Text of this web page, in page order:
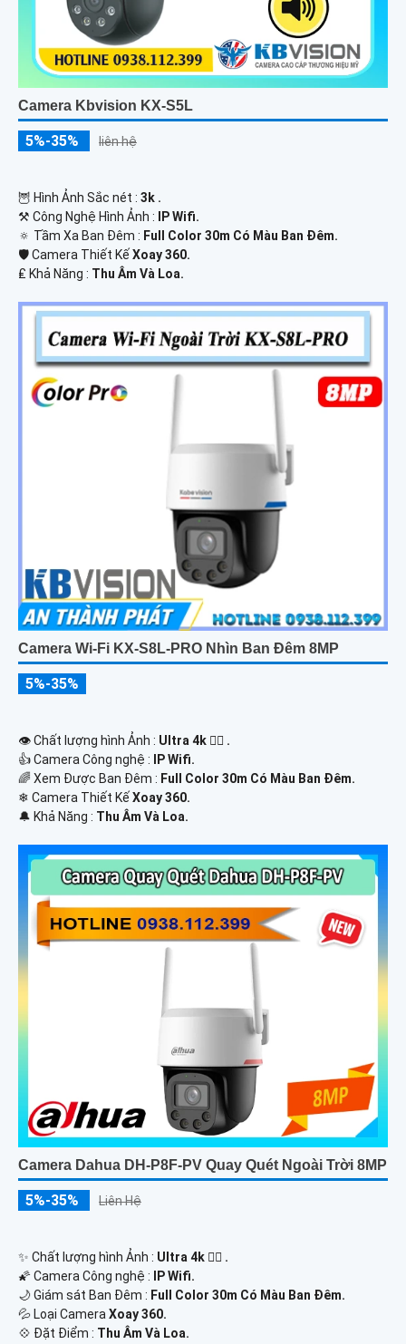
Camera Kbvision KX-S5L
5%-35% liên hệ
🦉 Hình Ảnh Sắc nét : 3k .
⚒ Công Nghệ Hình Ảnh :
IP Wifi.
🔅 Tầm Xa Ban Đêm : Full Color 30m Có Màu Ban Ðêm.
🛡 Camera Thiết Kế Xoay 360.
️₤ Khả Năng : Thu Âm Và Loa.
Camera Wi-Fi KX-S8L-PRO Nhìn Ban Đêm 8MP
5%-35%
👁 Chất lượng hình Ảnh : Ultra 4k 👍🏾 .
👍 Camera Công nghệ :
IP Wifi.
🌈 Xem Được Ban Đêm : Full Color 30m Có Màu Ban Ðêm.
❄ Camera Thiết Kế Xoay 360.
️🔔 Khả Năng : Thu Âm Và Loa.
Camera Dahua DH-P8F-PV Quay Quét Ngoài Trời 8MP
5%-35% Liên Hệ
✨ Chất lượng hình Ảnh : Ultra 4k 👍🏾 .
🌠 Camera Công nghệ :
IP Wifi.
🌙 Giám sát Ban Đêm : Full Color 30m Có Màu Ban Ðêm.
💦 Loại Camera Xoay 360.
️💠 Đặt Điểm : Thu Âm Và Loa.